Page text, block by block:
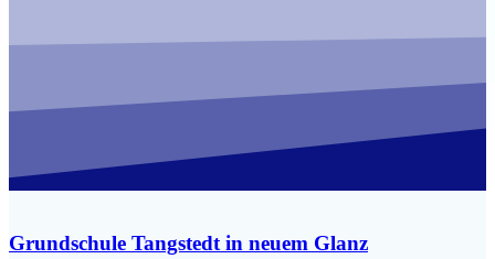
Grundschule Tangstedt in neuem Glanz